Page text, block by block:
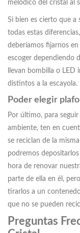
melódico del cristal al
Si bien es cierto que a
todas estas
deberíamos fijarnos
escoger dependiendo
llevan bombilla o LED
distintos a la escayola.
Poder elegir
Por último, para
ambiente, ten en
se reciclan de la
podremos
hora de renovar
parte de ella en él,
tirarlos a un
que no se pueden
Preguntas